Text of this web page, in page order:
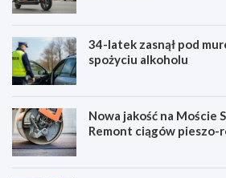
34-latek zasnął pod
spożyciu alkoholu
Nowa jakość na Moście
Remont ciągów